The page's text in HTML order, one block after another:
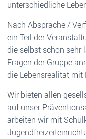
unterschiedliche
Nach Absprache /
ein Teil der
die selbst schon sehr
Fragen der Gruppe
die Lebensrealität mit
Wir bieten allen
auf unser
arbeiten wir mit